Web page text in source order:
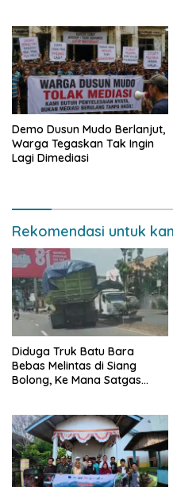
Demo Dusun Mudo Berlanjut,
Warga Tegaskan Tak Ingin
Lagi Dimediasi
Rekomendasi untuk
Diduga Truk Batu Bara
Bebas Melintas di Siang
Bolong, Ke Mana Satgas